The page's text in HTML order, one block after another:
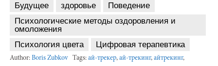
Будущее
здоровье
Поведение
Психологические методы оздоровления и
омоложения
Психология цвета
Цифровая терапевтика
Author: Boris Zubkov Tags: ай-трекер, ай-трекинг, айтрекинг,